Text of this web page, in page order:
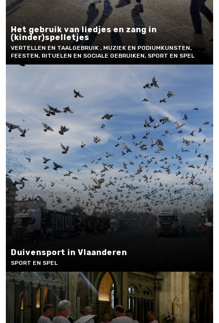
Het gebruik van liedjes en zang in
(kinder)spelletjes
VERTELLEN EN TAALGEBRUIK , MUZIEK EN PODIUMKUNSTEN,
FEESTEN, RITUELEN EN SOCIALE GEBRUIKEN, SPORT EN SPEL
Duivensport in Vlaanderen
SPORT EN SPEL